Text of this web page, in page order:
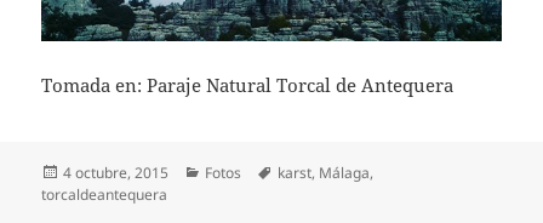
Tomada en: Paraje Natural Torcal de Antequera
Publicado
el
4 octubre, 2015 Categorías
Fotos Etiquetas
karst, Málaga,
torcaldeantequera